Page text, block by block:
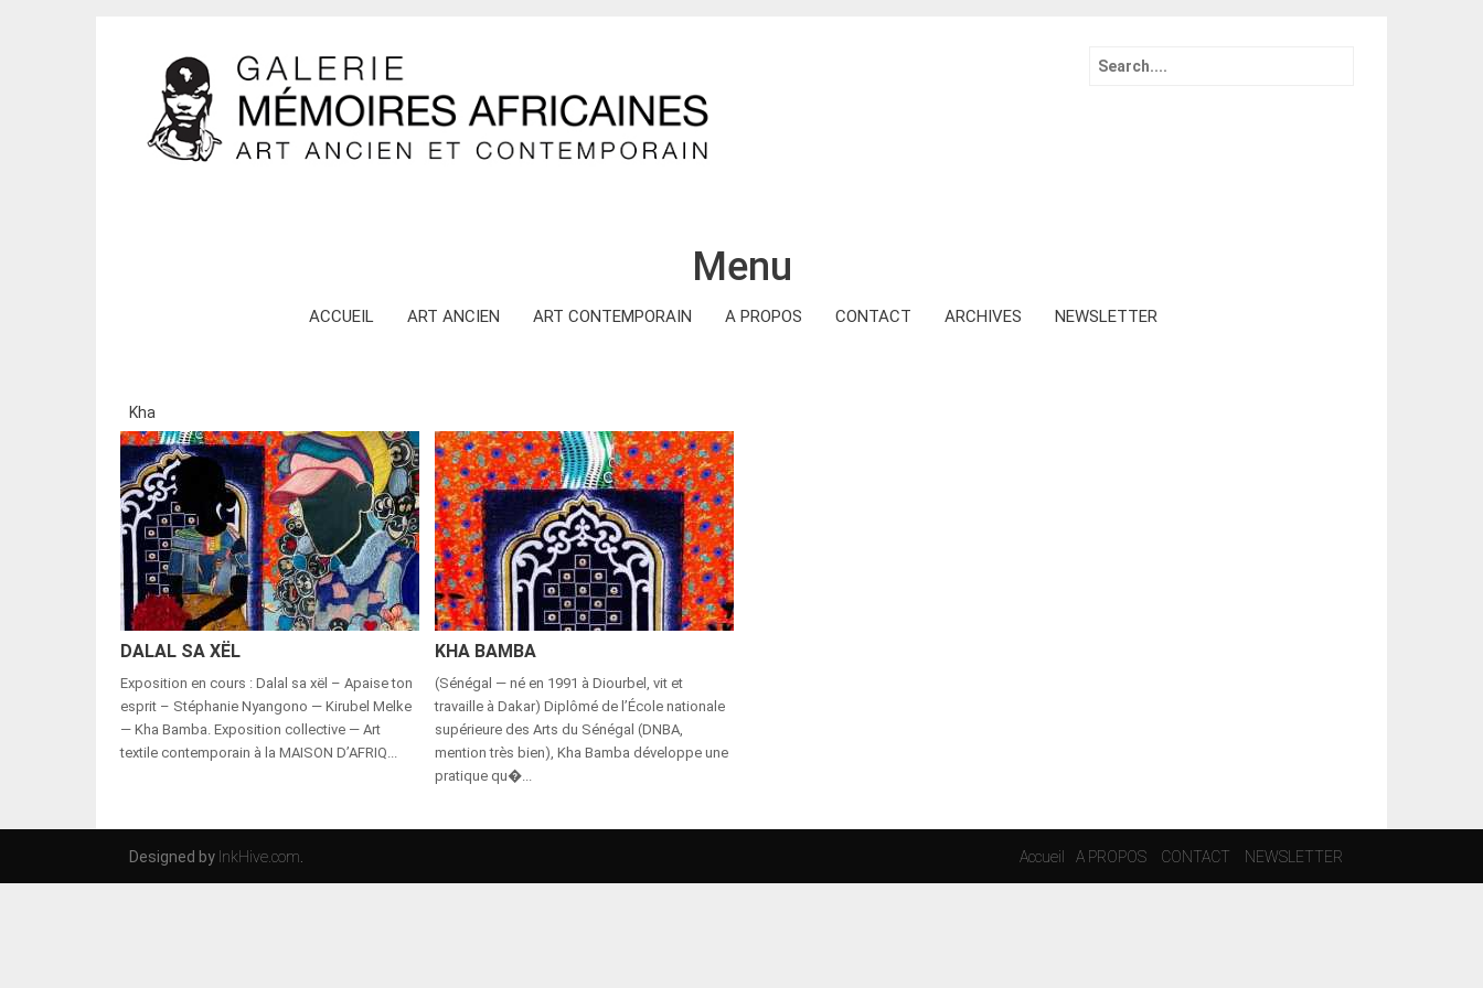
Search
Menu
ACCUEIL ART ANCIEN ART CONTEMPORAIN A PROPOS CONTACT ARCHIVES NEWSLETTER
Kha
DALAL SA XËL
Exposition en cours : Dalal sa xël – Apaise ton
esprit – Stéphanie Nyangono — Kirubel Melke
— Kha Bamba. Exposition collective — Art
textile contemporain à la MAISON D’AFRIQ...
KHA BAMBA
(Sénégal — né en 1991 à Diourbel, vit et
travaille à Dakar) Diplômé de l’École nationale
supérieure des Arts du Sénégal (DNBA,
mention très bien), Kha Bamba développe une
pratique qu�...
Designed by InkHive.com Accueil A PROPOS CONTACT NEWSLETTER